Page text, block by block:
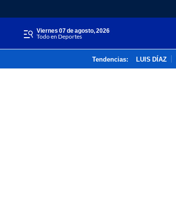
viernes 07 de agosto, 2026
Todo en Deportes
Tendencias: LUIS DÍAZ